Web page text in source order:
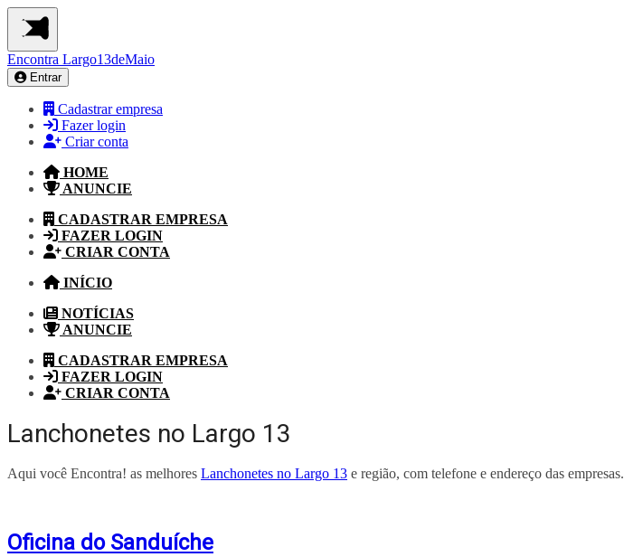
Encontra Largo13deMaio
Entrar
Cadastrar empresa
Fazer login
Criar conta
HOME
ANUNCIE
CADASTRAR EMPRESA
FAZER LOGIN
CRIAR CONTA
INÍCIO
NOTÍCIAS
ANUNCIE
CADASTRAR EMPRESA
FAZER LOGIN
CRIAR CONTA
Lanchonetes no Largo 13
Aqui você Encontra! as melhores Lanchonetes no Largo 13 e região, com telefone e endereço das empresas.
Oficina do Sanduíche